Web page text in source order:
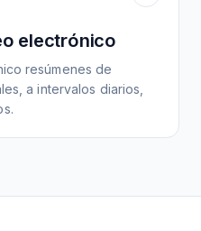
electrónico
resúmenes de
a intervalos diarios,